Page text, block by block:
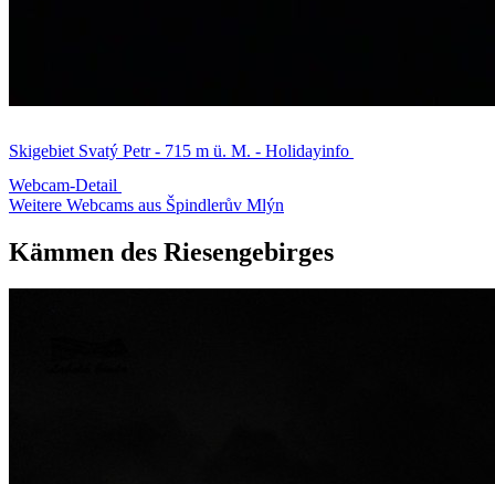
Skigebiet Svatý Petr - 715 m ü. M. - Holidayinfo
Webcam-Detail
Weitere Webcams aus Špindlerův Mlýn
Kämmen des Riesengebirges